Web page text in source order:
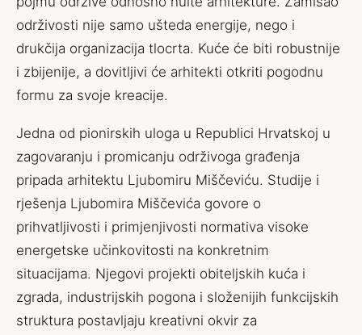
održivosti nije samo ušteda energije, nego i
drukčija organizacija tlocrta. Kuće će biti robustnije
i zbijenije, a dovitljivi će arhitekti otkriti pogodnu
formu za svoje kreacije.
Jedna od pionirskih uloga u Republici Hrvatskoj u
zagovaranju i promicanju održivoga građenja
pripada arhitektu Ljubomiru Miščeviću. Studije i
rješenja Ljubomira Miščevića govore o
prihvatljivosti i primjenjivosti normativa visoke
energetske učinkovitosti na konkretnim
situacijama. Njegovi projekti obiteljskih kuća i
zgrada, industrijskih pogona i složenijih funkcijskih
struktura postavljaju kreativni okvir za